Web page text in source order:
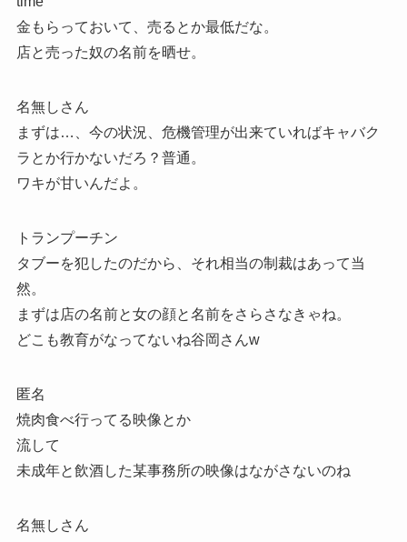
金もらっておいて、売るとか最低だな。
店と売った奴の名前を晒せ。
名無しさん
まずは…、今の状況、危機管理が出来ていればキャバク
ラとか行かないだろ？普通。
ワキが甘いんだよ。
トランプーチン
タブーを犯したのだから、それ相当の制裁はあって当
然。
まずは店の名前と女の顔と名前をさらさなきゃね。
どこも教育がなってないね谷岡さんw
匿名
焼肉食べ行ってる映像とか
流して
未成年と飲酒した某事務所の映像はながさないのね
名無しさん